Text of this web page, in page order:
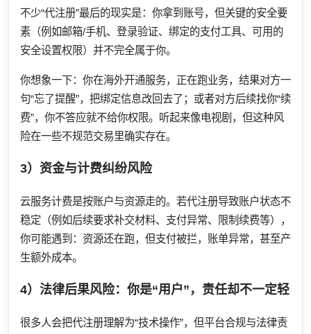
不少“代注册”最后的现实是：你拿到账号，但关键的安全要
素（例如邮箱/手机、登录验证、绑定的支付工具、可用的
安全设置权限）并不完全属于你。
你想象一下：你在海外开通服务，正在跑业务，结果对方一
句“忘了提醒”，把绑定信息改回去了；或者对方后续找你“续
费”，你不答应就不给你权限。听起来像电视剧，但这种风
险在一些不规范交易里确实存在。
3）资金与计费纠纷风险
云服务计费是按账户与资源走的。若代注册导致账户状态不
稳定（例如后续要求补交材料、支付异常、限制续费等），
你可能遇到：资源还在跑，但支付被拦，账单异常，甚至产
生额外成本。
4）法律后果风险：你是“用户”，责任却不一定轻
很多人会把代注册理解为“技术操作”，但平台合规与法律责